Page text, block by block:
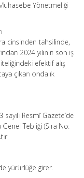
Yönetmeliği
cinsinden tahsilinde,
2024 yılının son iş
efektif alış
çıkan ondalık
Resmî Gazete’de
Tebliği (Sıra No:
yürürlüğe girer.